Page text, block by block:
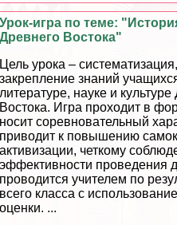
Урок-игра по теме:
Древнего Востока"
Цель урока –
закрепление знаний
литературе, науке и
Востока. Игра проходит в
носит соревновательный
приводит к повышению
активизации, четкому
эффективности проведения
проводится учителем по
всего класса с
оценки. ...